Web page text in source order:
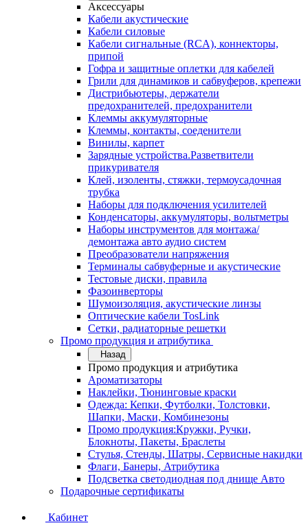
Аксессуары
Кабели акустические
Кабели силовые
Кабели сигнальные (RCA), коннекторы,
припой
Гофра и защитные оплетки для кабелей
Грили для динамиков и сабвуферов, крепежи
Дистрибьютеры, держатели
предохранителей, предохранители
Клеммы аккумуляторные
Клеммы, контакты, соеденители
Винилы, карпет
Зарядные устройства.Разветвители
прикуривателя
Клей, изоленты, стяжки, термоусадочная
трубка
Наборы для подключения усилителей
Конденсаторы, аккумуляторы, вольтметры
Наборы инструментов для монтажа/
демонтажа авто аудио систем
Преобразователи напряжения
Терминалы сабвуферные и акустические
Тестовые диски, правила
Фазоинверторы
Шумоизоляция, акустические линзы
Оптические кабели TosLink
Сетки, радиаторные решетки
Промо продукция и атрибутика
Назад
Промо продукция и атрибутика
Ароматизаторы
Наклейки, Тюнинговые краски
Одежда: Кепки, Футболки, Толстовки,
Шапки, Маски, Комбинезоны
Промо продукция:Кружки, Ручки,
Блокноты, Пакеты, Браслеты
Стулья, Стенды, Шатры, Сервисные накидки
Флаги, Банеры, Атрибутика
Подсветка светодиодная под днище Авто
Подарочные сертификаты
Кабинет